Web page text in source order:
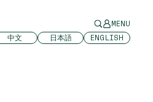
MENU
中文
日本語 ENGLISH